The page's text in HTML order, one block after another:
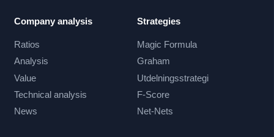
Company analysis
Ratios
Analysis
Value
Technical analysis
News
Strategies
Magic Formula
Graham
Utdelningsstrategi
F-Score
Net-Nets